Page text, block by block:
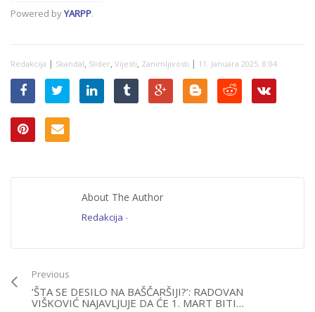
godinu postaje sve
Powered byYARPP.
Redakcija | Skandal, Slider, Vijesti, Zanimljivosti | 11. Januara 2025. 8:04
About The Author
Redakcija -
Previous
‘ŠTA SE DESILO NA BAŠČARŠIJI?’: RADOVAN
VIŠKOVIĆ NAJAVLJUJE DA ĆE 1. MART BITI…